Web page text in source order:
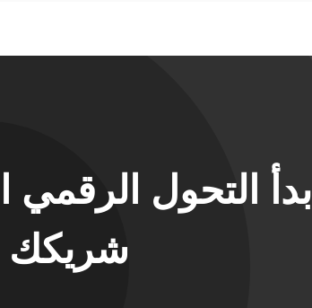
ابدأ التحول
شريكك